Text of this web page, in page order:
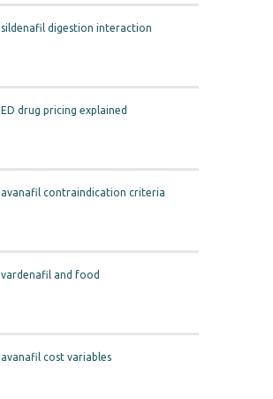
sildenafil digestion interaction
ED drug pricing explained
avanafil contraindication criteria
vardenafil and food
avanafil cost variables